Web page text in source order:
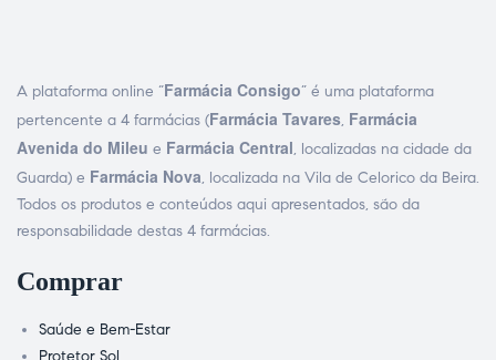
A plataforma online “Farmácia Consigo” é uma plataforma
pertencente a 4 farmácias (Farmácia Tavares, Farmácia
Avenida do Mileu e Farmácia Central, localizadas na cidade da
Guarda) e Farmácia Nova, localizada na Vila de Celorico da Beira.
Todos os produtos e conteúdos aqui apresentados, são da
responsabilidade destas 4 farmácias.
Comprar
Saúde e Bem-Estar
Protetor Sol